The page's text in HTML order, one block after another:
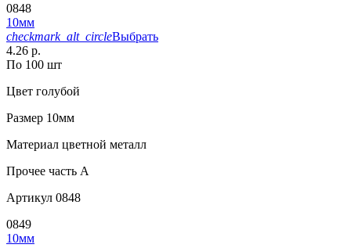
0848
10мм
checkmark_alt_circleВыбрать
4.26 р.
По 100 шт
Цвет голубой
Размер 10мм
Материал цветной металл
Прочее часть A
Артикул 0848
0849
10мм